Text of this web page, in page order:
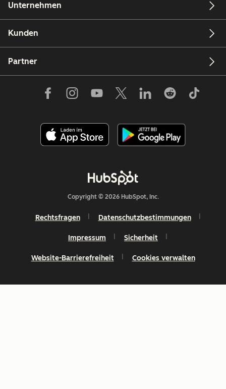
Unternehmen
Kunden
Partner
Copyright © 2026 HubSpot, Inc.
Rechtsfragen Datenschutzbestimmungen
Impressum Sicherheit
Website-Barrierefreiheit Cookies verwalten